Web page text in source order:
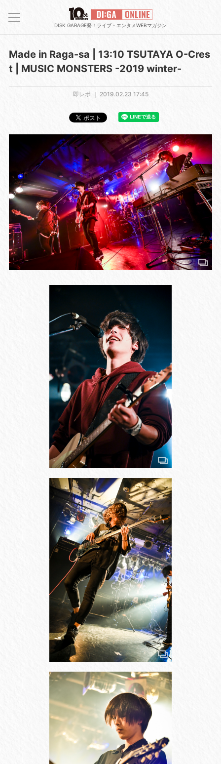
DISK GARAGE発！ライブ・エンタメWEBマガジン
Made in Raga-sa | 13:10 TSUTAYA O-Cres
t | MUSIC MONSTERS -2019 winter-
即レポ ｜ 2019.02.23 17:45